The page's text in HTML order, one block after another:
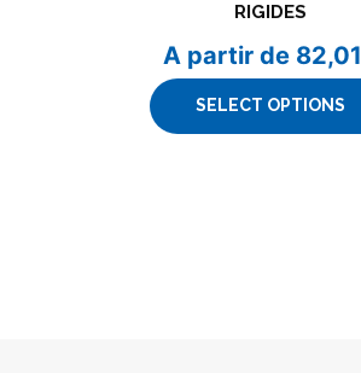
RIGIDES
A partir de 82,01
SELECT OPTIONS